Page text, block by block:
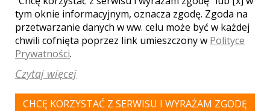
tym oknie informacyjnym, oznacza zgodę. Zgoda na
przetwarzanie danych w ww. celu może być w każdej
chwili cofnięta poprzez link umieszczony w Polityce
Prywatności.
Czytaj więcej
CHCĘ KORZYSTAĆ Z SERWISU I WYRAŻAM ZGODĘ